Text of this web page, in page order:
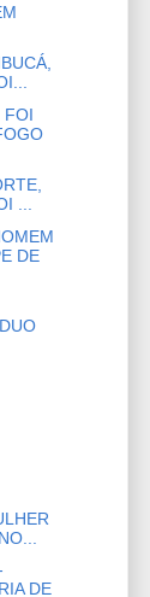
FOI
...
DE
DE